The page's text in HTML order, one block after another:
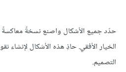
حدّد جميع الأشكال واصنع نسخةً معاكسةً
الخيار الأفقي. حاذِ هذه الأشكال
التصميم.